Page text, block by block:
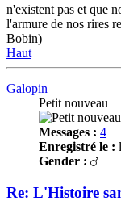
n'existent pas et que
l'armure de nos rires
Bobin)
Haut
Galopin
Petit nouveau
Messages : 4
Enregistré le :
Gender :
Re: L'Histoire